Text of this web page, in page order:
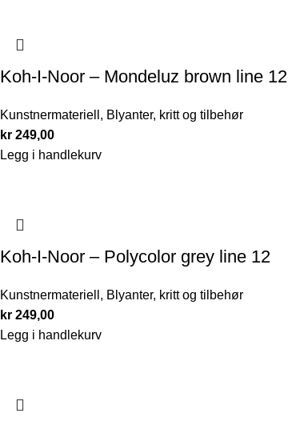
Koh-I-Noor – Mondeluz brown line 12
Kunstnermateriell , Blyanter, kritt og tilbehør
kr 249,00
Legg i handlekurv
Koh-I-Noor – Polycolor grey line 12
Kunstnermateriell , Blyanter, kritt og tilbehør
kr 249,00
Legg i handlekurv